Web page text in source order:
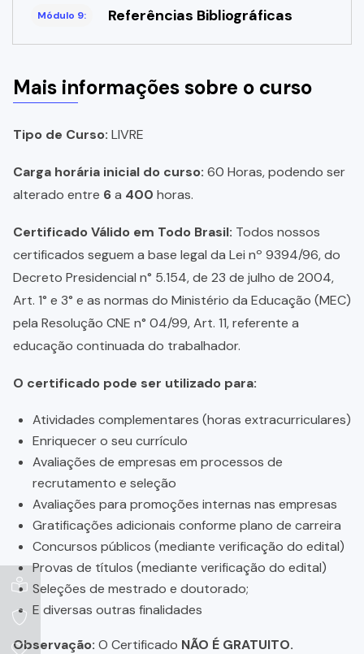
Módulo 9: Referências Bibliográficas
Mais informações sobre o curso
Tipo de Curso: LIVRE
Carga horária inicial do curso: 60 Horas, podendo ser
alterado entre 6a 400 horas.
Certificado Válido em Todo Brasil: Todos nossos
certificados seguem a base legal da Lei nº 9394/96, do
Decreto Presidencial n° 5.154, de 23 de julho de 2004,
Art. 1° e 3° e as normas do Ministério da Educação (MEC)
pela Resolução CNE n° 04/99, Art. 11, referente a
educação continuada do trabalhador.
O certificado pode ser utilizado para:
Atividades complementares (horas extracurriculares)
Enriquecer o seu currículo
Avaliações de empresas em processos de
recrutamento e seleção
Avaliações para promoções internas nas empresas
Gratificações adicionais conforme plano de carreira
Concursos públicos (mediante verificação do edital)
Provas de títulos (mediante verificação do edital)
Seleções de mestrado e doutorado;
E diversas outras finalidades
Observação: O Certificado NÃO É GRATUITO.